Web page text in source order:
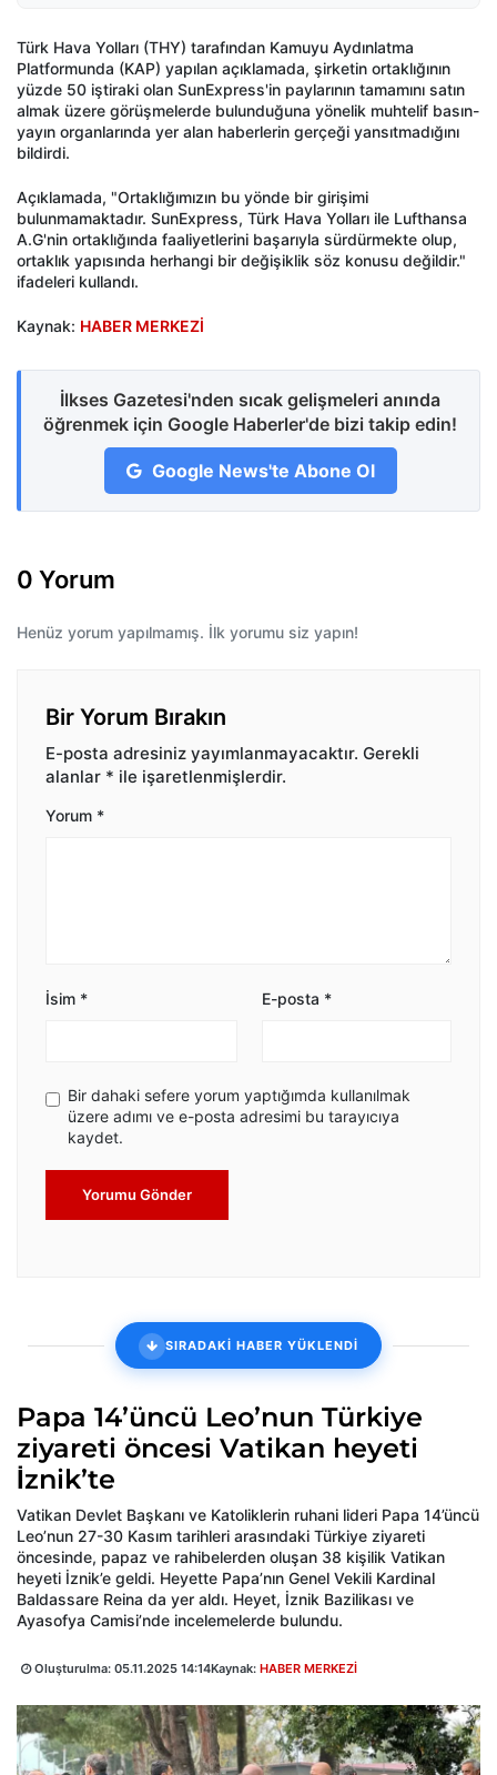
Türk Hava Yolları (THY) tarafından Kamuyu Aydınlatma
Platformunda (KAP) yapılan açıklamada, şirketin ortaklığının
yüzde 50 iştiraki olan SunExpress'in paylarının tamamını satın
almak üzere görüşmelerde bulunduğuna yönelik muhtelif basın-
yayın organlarında yer alan haberlerin gerçeği yansıtmadığını
bildirdi.
Açıklamada, "Ortaklığımızın bu yönde bir girişimi
bulunmamaktadır. SunExpress, Türk Hava Yolları ile Lufthansa
A.G'nin ortaklığında faaliyetlerini başarıyla sürdürmekte olup,
ortaklık yapısında herhangi bir değişiklik söz konusu değildir."
ifadeleri kullandı.
Kaynak: HABER MERKEZİ
İlkses Gazetesi'nden sıcak gelişmeleri anında
öğrenmek için Google Haberler'de bizi takip edin!
Google News'te Abone Ol
0 Yorum
Henüz yorum yapılmamış. İlk yorumu siz yapın!
Bir Yorum Bırakın
E-posta adresiniz yayımlanmayacaktır. Gerekli
alanlar * ile işaretlenmişlerdir.
Yorum *
İsim * E-posta *
Bir dahaki sefere yorum yaptığımda kullanılmak
üzere adımı ve e-posta adresimi bu tarayıcıya
kaydet.
Yorumu Gönder
SIRADAKİ HABER YÜKLENDİ
Papa 14’üncü Leo’nun Türkiye
ziyareti öncesi Vatikan heyeti
İznik’te
Vatikan Devlet Başkanı ve Katoliklerin ruhani lideri Papa 14’üncü
Leo’nun 27-30 Kasım tarihleri arasındaki Türkiye ziyareti
öncesinde, papaz ve rahibelerden oluşan 38 kişilik Vatikan
heyeti İznik’e geldi. Heyette Papa’nın Genel Vekili Kardinal
Baldassare Reina da yer aldı. Heyet, İznik Bazilikası ve
Ayasofya Camisi’nde incelemelerde bulundu.
Oluşturulma: 05.11.2025 14:14Kaynak: HABER MERKEZİ